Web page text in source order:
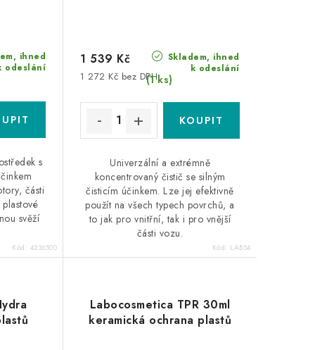
ihned
odeslání
s
části
svěží
Kód: 4236500
Skladem, ihned
k odeslání
(1 ks)
1 272 Kč bez DPH
1 539 Kč
Univerzální a extrémně
koncentrovaný čistič se silným
čisticím účinkem. Lze jej efektivně
použít na všech typech povrchů, a
to jak pro vnitřní, tak i pro vnější
části vozu.
Kód: LAB54
Labocosmetica TPR 30ml
keramická ochrana plastů